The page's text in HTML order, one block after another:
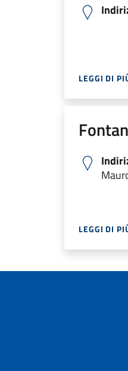
LEGGI DI
LEGGI DI